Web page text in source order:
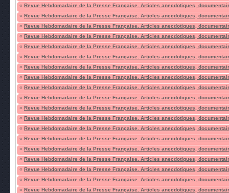
« Revue Hebdomadaire de la Presse Française. Articles anecdotiques,
« Revue Hebdomadaire de la Presse Française. Articles anecdotiques,
« Revue Hebdomadaire de la Presse Française. Articles anecdotiques,
« Revue Hebdomadaire de la Presse Française. Articles anecdotiques,
« Revue Hebdomadaire de la Presse Française. Articles anecdotiques,
« Revue Hebdomadaire de la Presse Française. Articles anecdotiques,
« Revue Hebdomadaire de la Presse Française. Articles anecdotiques,
« Revue Hebdomadaire de la Presse Française. Articles anecdotiques,
« Revue Hebdomadaire de la Presse Française. Articles anecdotiques,
« Revue Hebdomadaire de la Presse Française. Articles anecdotiques,
« Revue Hebdomadaire de la Presse Française. Articles anecdotiques,
« Revue Hebdomadaire de la Presse Française. Articles anecdotiques,
« Revue Hebdomadaire de la Presse Française. Articles anecdotiques,
« Revue Hebdomadaire de la Presse Française. Articles anecdotiques,
« Revue Hebdomadaire de la Presse Française. Articles anecdotiques,
« Revue Hebdomadaire de la Presse Française. Articles anecdotiques,
« Revue Hebdomadaire de la Presse Française. Articles anecdotiques,
« Revue Hebdomadaire de la Presse Française. Articles anecdotiques,
« Revue Hebdomadaire de la Presse Française. Articles anecdotiques,